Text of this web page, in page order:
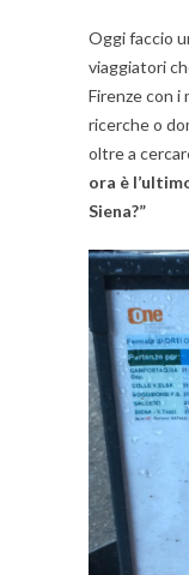
Oggi faccio
viaggiatori
Firenze con i
ricerche o
oltre a
ora è
Siena?”